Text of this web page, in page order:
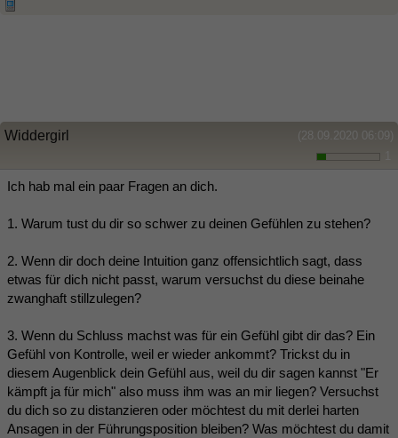
(28.09.2020 06:09)
Widdergirl
Ich hab mal ein paar Fragen an dich.
1. Warum tust du dir so schwer zu deinen Gefühlen zu stehen?
2. Wenn dir doch deine Intuition ganz offensichtlich sagt, dass
etwas für dich nicht passt, warum versuchst du diese beinahe
zwanghaft stillzulegen?
3. Wenn du Schluss machst was für ein Gefühl gibt dir das? Ein
Gefühl von Kontrolle, weil er wieder ankommt? Trickst du in
diesem Augenblick dein Gefühl aus, weil du dir sagen kannst "Er
kämpft ja für mich" also muss ihm was an mir liegen? Versuchst
du dich so zu distanzieren oder möchtest du mit derlei harten
Ansagen in der Führungsposition bleiben? Was möchtest du damit